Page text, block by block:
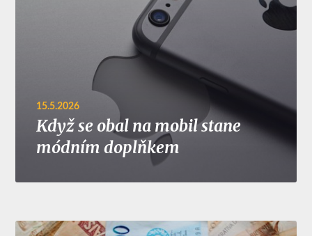
15.5.2026
Když se obal na mobil stane
módním doplňkem